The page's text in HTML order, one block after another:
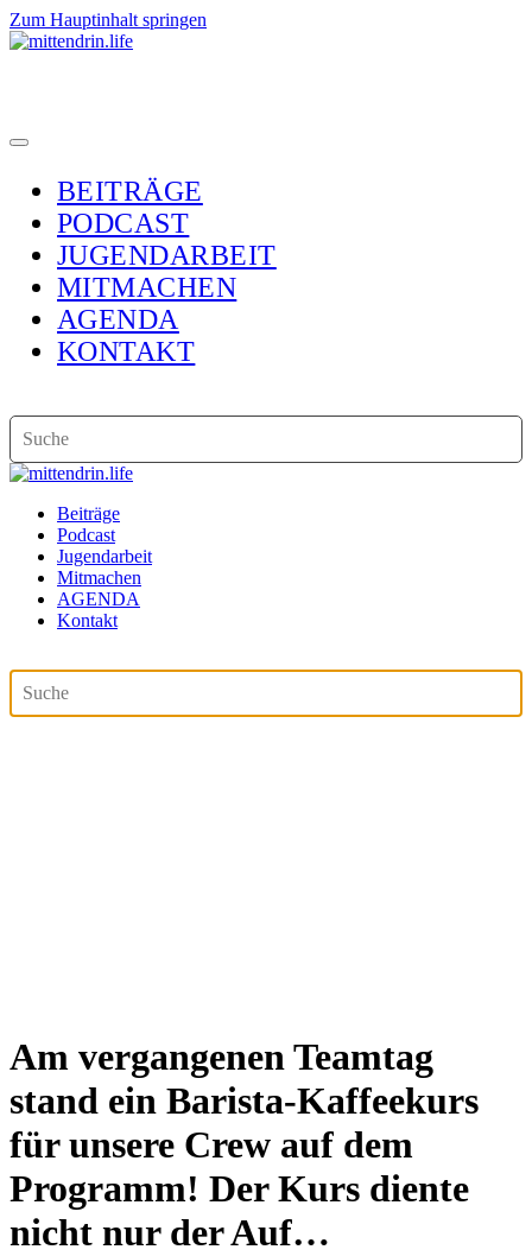
Zum Hauptinhalt springen
BEITRÄGE
PODCAST
JUGENDARBEIT
MITMACHEN
AGENDA
KONTAKT
Beiträge
Podcast
Jugendarbeit
Mitmachen
AGENDA
Kontakt
Am vergangenen Teamtag
stand ein Barista-Kaffeekurs
für unsere Crew auf dem
Programm! Der Kurs diente
nicht nur der Auf…